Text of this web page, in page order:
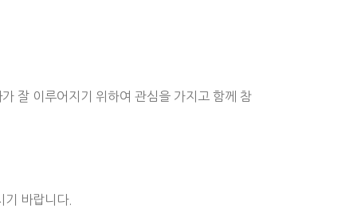
잘 이루어지기 위하여 관심을 가지고 함께 참
바랍니다.